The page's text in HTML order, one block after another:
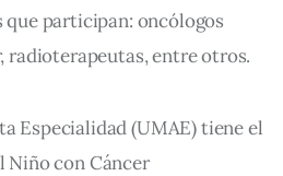
participan: oncólogos
entre otros.
Especialidad (UMAE) tiene el
Niño con Cáncer